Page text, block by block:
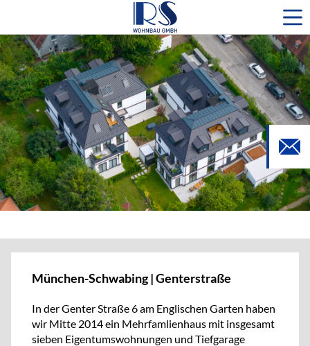
München-Schwabing | Genterstraße
In der Genter Straße 6 am Englischen Garten haben
wir Mitte 2014 ein Mehrfamlienhaus mit insgesamt
sieben Eigentumswohnungen und Tiefgarage